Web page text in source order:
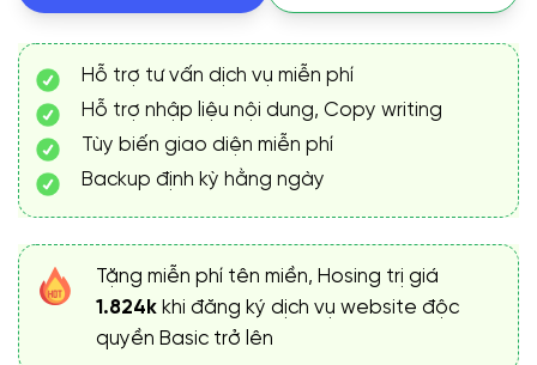
Hỗ trợ tư vấn dịch vụ miễn phí
Hỗ trợ nhập liệu nội dung, Copy writing
Tùy biến giao diện miễn phí
Backup định kỳ hằng ngày
Tặng miễn phí tên miền, Hosing trị giá
1.824k khi đăng ký dịch vụ website độc
quyền Basic trở lên